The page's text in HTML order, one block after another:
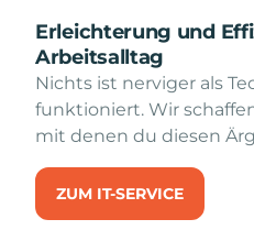
Erleichterung und
Arbeitsalltag
Nichts ist nerviger als
funktioniert. Wir
mit denen du diesen
ZUM IT-SERVICE